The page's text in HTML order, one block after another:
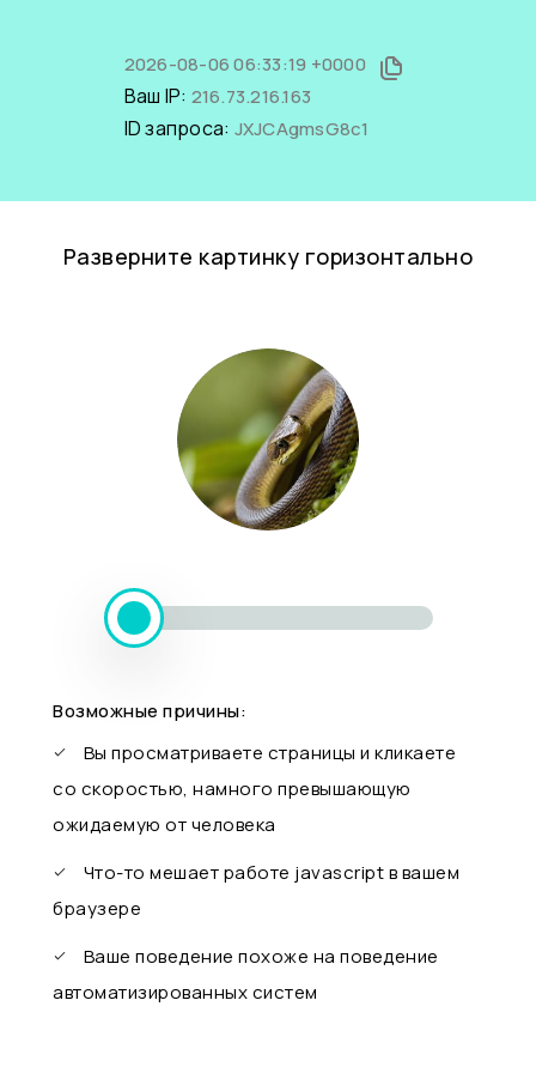
2026-08-06 06:33:19 +0000
Ваш IP: 216.73.216.163
ID запроса: JXJCAgmsG8c1
Разверните картинку горизонтально
Возможные причины:
Вы просматриваете страницы и кликаете
со скоростью, намного превышающую
ожидаемую от человека
Что-то мешает работе javascript в вашем
браузере
Ваше поведение похоже на поведение
автоматизированных систем